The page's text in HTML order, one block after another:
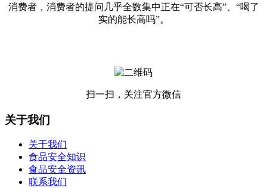
消费者，消费者的提问几乎全数集中正在“可否长高”、“喝了
实的能长高吗”。
扫一扫，关注官方微信
关于我们
关于我们
食品安全知识
食品安全资讯
联系我们